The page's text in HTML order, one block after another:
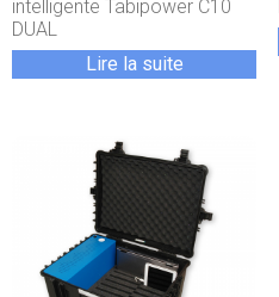
intelligente Tabipower C10
DUAL
Lire la suite